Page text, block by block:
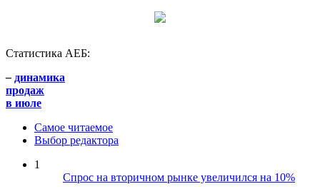
Статистика АЕБ:
– динамика
продаж
в июле
Самое читаемое
Выбор редактора
1
Спрос на вторичном рынке увеличился на 10%